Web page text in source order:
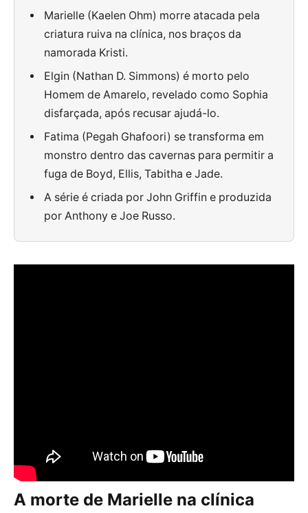
Marielle (Kaelen Ohm) morre atacada pela
criatura ruiva na clínica, nos braços da
namorada Kristi.
Elgin (Nathan D. Simmons) é morto pelo
Homem de Amarelo, revelado como Sophia
disfarçada, após recusar ajudá-lo.
Fatima (Pegah Ghafoori) se transforma em
monstro dentro das cavernas para permitir a
fuga de Boyd, Ellis, Tabitha e Jade.
A série é criada por John Griffin e produzida
por Anthony e Joe Russo.
A morte de Marielle na clínica